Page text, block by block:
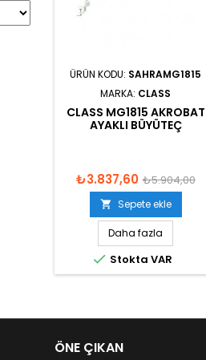
ÜRÜN KODU: SAHRAMG1815
MARKA: CLASS
CLASS MG1815 AKROBAT
AYAKLI BÜYÜTEÇ
₺3.837,60 ₺5.904,00
 Sepete ekle
Daha fazla
 Stokta VAR
ÖNE ÇIKAN